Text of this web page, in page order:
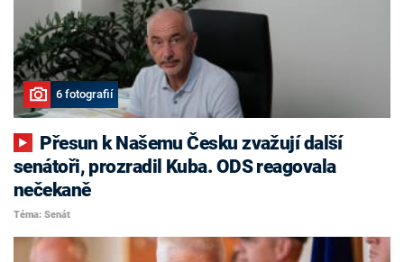
6 fotografií
senátoři, prozradil Kuba. ODS reagovala
nečekaně
Téma: Senát